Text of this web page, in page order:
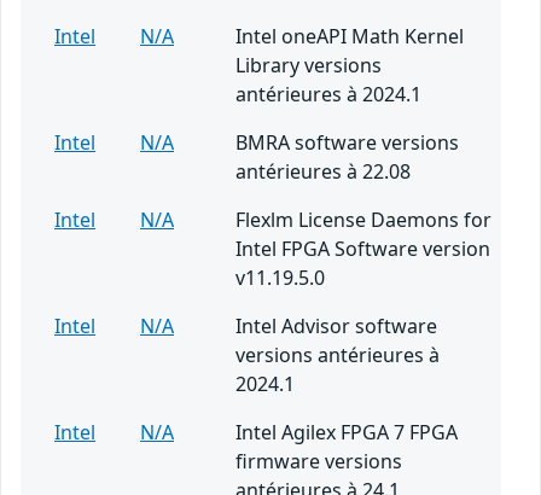
Intel
N/A
Intel oneAPI Math Kernel
Library versions
antérieures à 2024.1
Intel
N/A
BMRA software versions
antérieures à 22.08
Intel
N/A
Flexlm License Daemons for
Intel FPGA Software version
v11.19.5.0
Intel
N/A
Intel Advisor software
versions antérieures à
2024.1
Intel
N/A
Intel Agilex FPGA 7 FPGA
firmware versions
antérieures à 24.1